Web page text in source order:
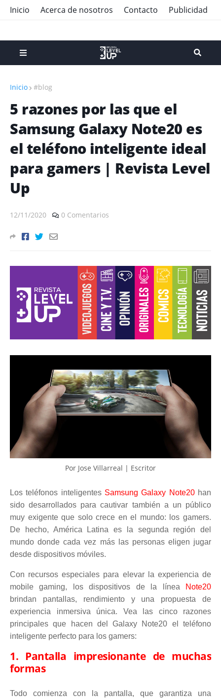
Inicio Acerca de nosotros Contacto Publicidad
Inicio #blog
5 razones por las que el
Samsung Galaxy Note20 es
el teléfono inteligente ideal
para gamers | Revista Level
Up
12/11/2020 0 Comentarios
Por Jose Villarreal | Escritor
Los teléfonos inteligentes Samsung Galaxy Note20han
sido desarrollados para cautivar también a un público
muy exigente que solo crece en el mundo: los gamers.
De hecho, América Latina es la segunda región del
mundo donde cada vez más las personas eligen jugar
desde dispositivos móviles.
Con recursos especiales para elevar la experiencia de
mobile gaming, los dispositivos de la línea
Note20
brindan pantallas, rendimiento y una propuesta de
experiencia inmersiva única. Vea las cinco razones
principales que hacen del Galaxy Note20 el teléfono
inteligente perfecto para los gamers:
1. Pantalla impresionante de muchas
formas
Todo comienza con la pantalla, que garantiza una